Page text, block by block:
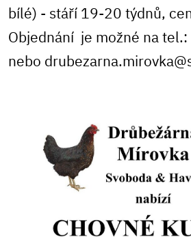
bílé) - stáří 19-20 týdnů,
Objednání je možné na
nebo